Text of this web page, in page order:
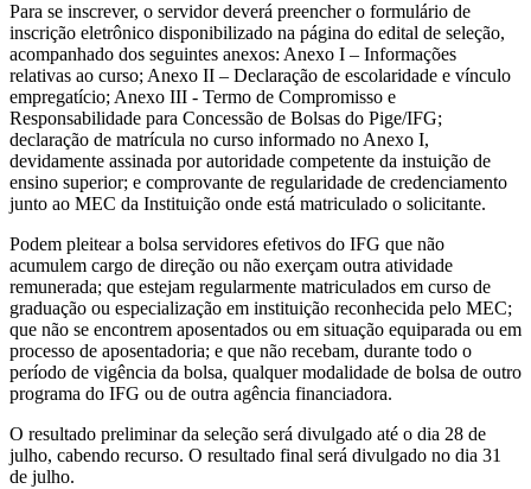
Para se inscrever, o servidor deverá preencher o formulário de
inscrição eletrônico disponibilizado na página do edital de seleção,
acompanhado dos seguintes anexos: Anexo I – Informações
relativas ao curso; Anexo II – Declaração de escolaridade e vínculo
empregatício; Anexo III - Termo de Compromisso e
Responsabilidade para Concessão de Bolsas do Pige/IFG;
declaração de matrícula no curso informado no Anexo I,
devidamente assinada por autoridade competente da instuição de
ensino superior; e comprovante de regularidade de credenciamento
junto ao MEC da Instituição onde está matriculado o solicitante.
Podem pleitear a bolsa servidores efetivos do IFG que não
acumulem cargo de direção ou não exerçam outra atividade
remunerada; que estejam regularmente matriculados em curso de
graduação ou especialização em instituição reconhecida pelo MEC;
que não se encontrem aposentados ou em situação equiparada ou em
processo de aposentadoria; e que não recebam, durante todo o
período de vigência da bolsa, qualquer modalidade de bolsa de outro
programa do IFG ou de outra agência financiadora.
O resultado preliminar da seleção será divulgado até o dia 28 de
julho, cabendo recurso. O resultado final será divulgado no dia 31
de julho.